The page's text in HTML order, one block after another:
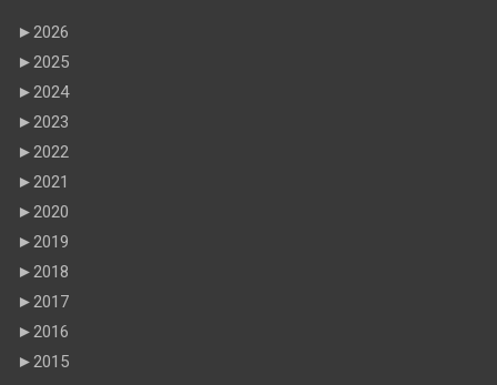
►2026
►2025
►2024
►2023
►2022
►2021
►2020
►2019
►2018
►2017
►2016
►2015